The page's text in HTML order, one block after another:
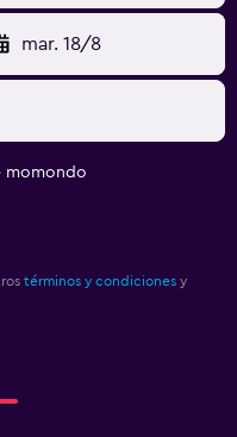
mar. 18/8
momondo
términos y condiciones y